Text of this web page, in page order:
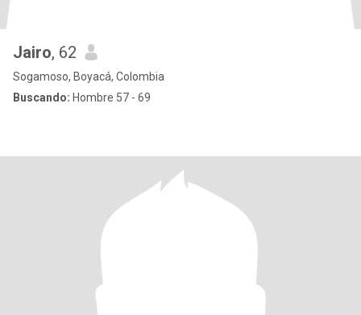
Jairo, 62
Sogamoso, Boyacá, Colombia
Buscando: Hombre 57 - 69